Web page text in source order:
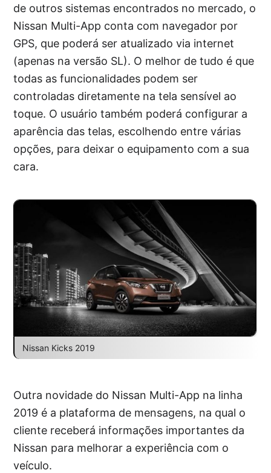
de outros sistemas encontrados no mercado, o
Nissan Multi-App conta com navegador por
GPS, que poderá ser atualizado via internet
(apenas na versão SL). O melhor de tudo é que
todas as funcionalidades podem ser
controladas diretamente na tela sensível ao
toque. O usuário também poderá configurar a
aparência das telas, escolhendo entre várias
opções, para deixar o equipamento com a sua
cara.
Nissan Kicks 2019
Outra novidade do Nissan Multi-App na linha
2019 é a plataforma de mensagens, na qual o
cliente receberá informações importantes da
Nissan para melhorar a experiência com o
veículo.